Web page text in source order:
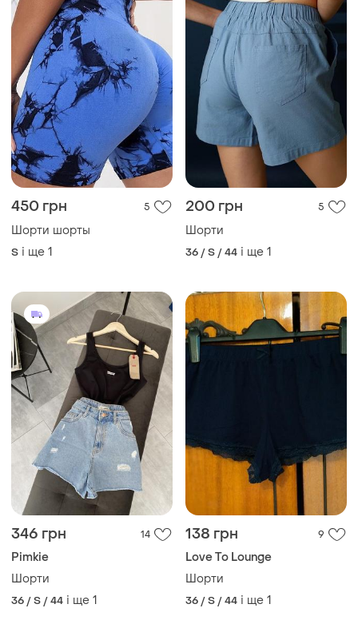
450 грн 5
Шорти шорты
S і ще 1
200 грн 5
Шорти
36 / S / 44 і ще 1
346 грн 14
Pimkie
Шорти
36 / S / 44 і ще 1
138 грн 9
Love To Lounge
Шорти
36 / S / 44 і ще 1